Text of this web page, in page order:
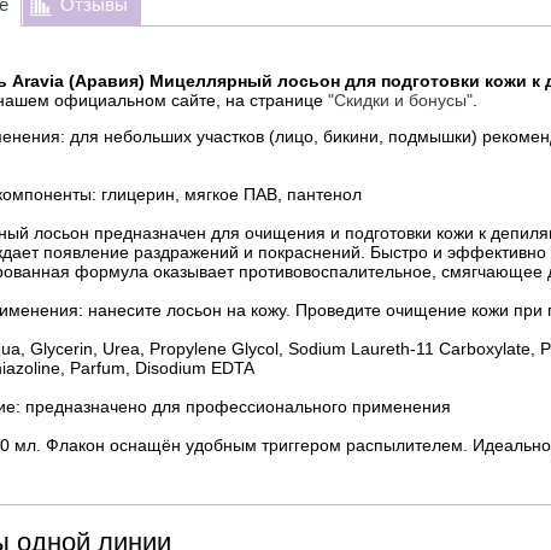
Aravia (Аравия) Мицеллярный лосьон для подготовки кожи к
официальном сайте, на странице "Скидки и бонусы"
для небольших участков (лицо, бикини, подмышки)
глицерин, мягкое ПАВ, пантенол
лосьон предназначен для очищения и подготовки кожи к
появление раздражений и покраснений. Быстро и эффективно
формула оказывает противовоспалительное, смягчающее
нанесите лосьон на кожу. Проведите очищение кожи при
Glycerin, Urea, Propylene Glycol, Sodium Laureth-11 Carboxylate,
Parfum, Disodium EDTA
предназначено для профессионального применения
мл. Флакон оснащён удобным триггером распылителем.
одной линии